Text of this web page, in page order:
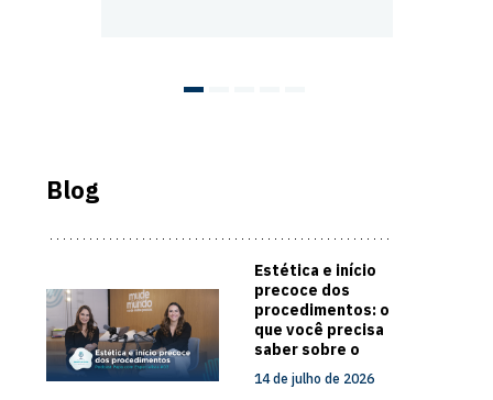
Blog
Estética e início
precoce dos
procedimentos: o
que você precisa
saber sobre o
cuidado com a
pele
14 de julho de 2026